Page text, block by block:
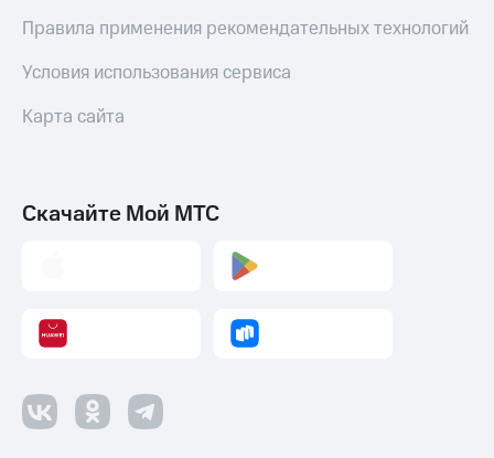
Правила применения рекомендательных технологий
Условия использования сервиса
Карта сайта
Скачайте Мой МТС